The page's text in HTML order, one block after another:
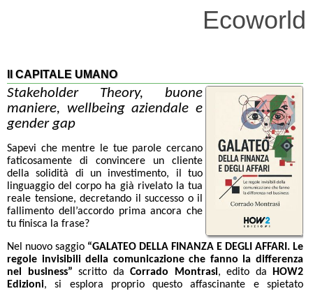
Ecoworld
Il CAPITALE UMANO
Stakeholder Theory, buone
maniere, wellbeing aziendale e
gender gap
Sapevi che mentre le tue parole cercano
faticosamente di convincere un cliente
della solidità di un investimento, il tuo
linguaggio del corpo ha già rivelato la tua
reale tensione, decretando il successo o il
fallimento dell’accordo prima ancora che
tu finisca la frase?
Nel nuovo saggio “GALATEO DELLA FINANZA E DEGLI AFFARI. Le
regole invisibili della comunicazione che fanno la differenza
nel business” scritto da Corrado Montrasi, edito da
HOW2
Edizioni, si esplora proprio questo affascinante e spietato